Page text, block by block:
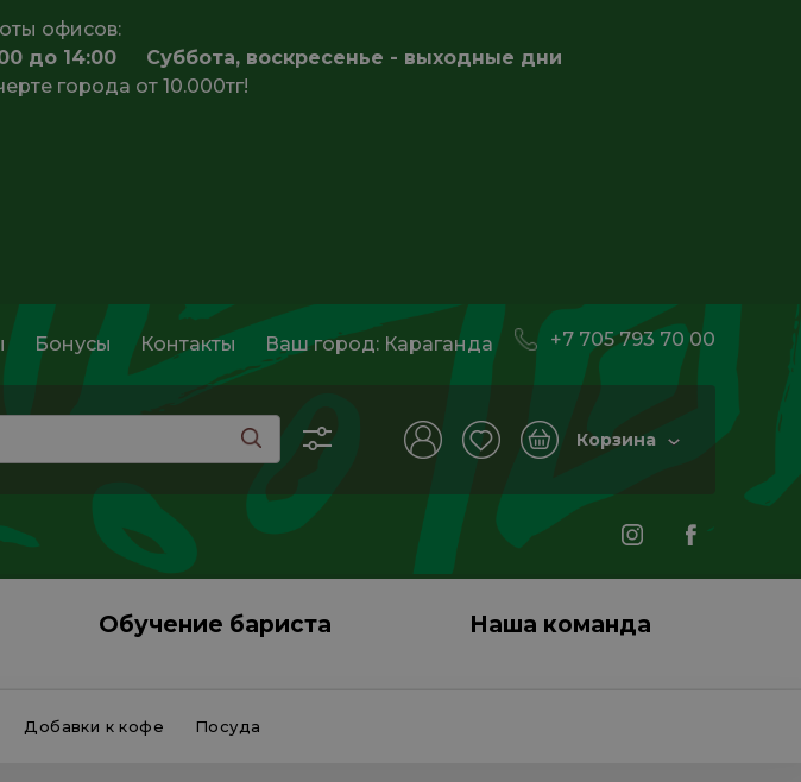
офисов:
до 14:00 Суббота, воскресенье - выходные дни
города от 10.000тг!
Бонусы Контакты Ваш город: Караганда
Корзина
+7 705 793 70 00
Обучение бариста Наша команда
Добавки к кофе Посуда